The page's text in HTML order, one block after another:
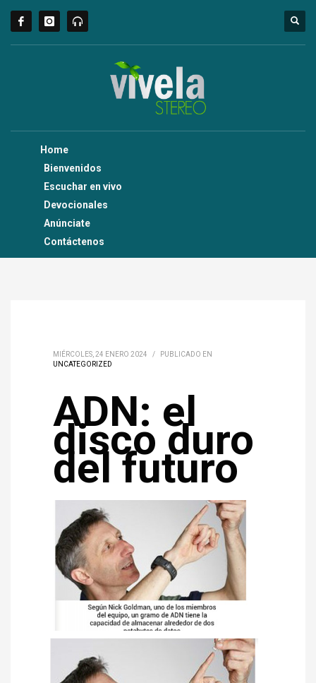
Home
Bienvenidos
Escuchar en vivo
Devocionales
Anúnciate
Contáctenos
MIÉRCOLES, 24 ENERO 2024 /
PUBLICADO EN
UNCATEGORIZED
ADN: el
disco duro
del futuro